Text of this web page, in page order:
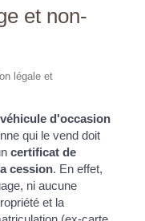
et non-
légale et
véhicule d'occasion
qui le vend doit
certificat de
cession. En effet,
ni aucune
et la